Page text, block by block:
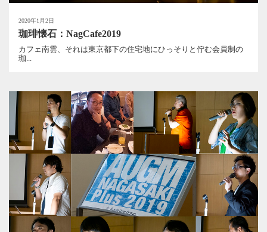
2020年1月2日
珈琲懐石：NagCafe2019
カフェ南雲、それは東京都下の住宅地にひっそりと佇む会員制の
珈...